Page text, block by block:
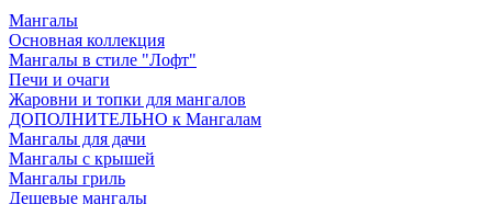
Мангалы
Основная коллекция
Мангалы в стиле "Лофт"
Печи и очаги
Жаровни и топки для мангалов
ДОПОЛНИТЕЛЬНО к Мангалам
Мангалы для дачи
Мангалы с крышей
Мангалы гриль
Дешевые мангалы